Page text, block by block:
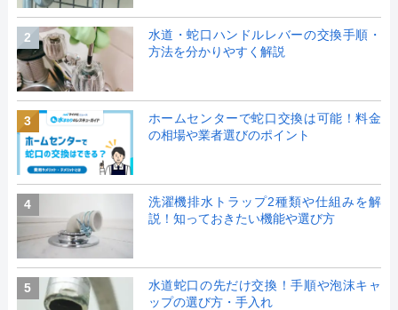
2
水道・蛇口ハンドルレバーの交換手順・
方法を分かりやすく解説
3
ホームセンターで蛇口交換は可能！料金
の相場や業者選びのポイント
4
洗濯機排水トラップ2種類や仕組みを解
説！知っておきたい機能や選び方
5
水道蛇口の先だけ交換！手順や泡沫キャ
ップの選び方・手入れ